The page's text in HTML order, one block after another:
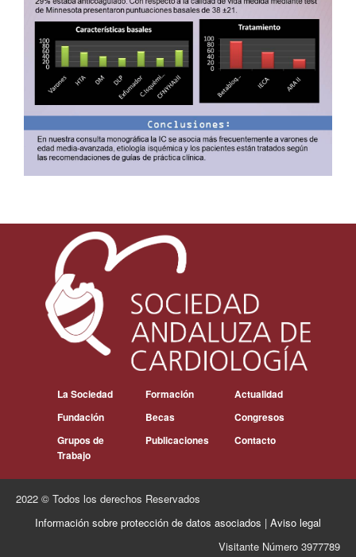
La Sociedad
Fundación
Grupos de
Trabajo
Formación
Becas
Publicaciones
Actualidad
Congresos
Contacto
2022 © Todos los derechos Reservados
Información sobre protección de datos asociados | Aviso legal
Visitante Número 3977789